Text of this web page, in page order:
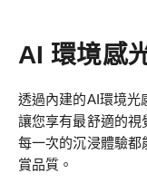
AI 環境感
透過內建的AI環境光
讓您享有最舒適的視
每一次的沉浸體驗都
賞品質。